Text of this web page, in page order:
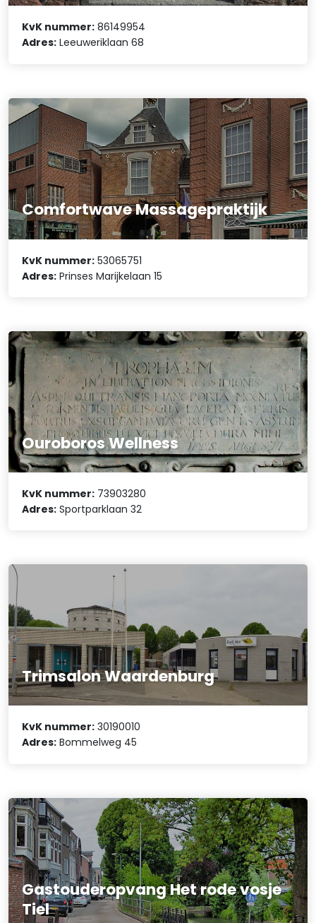
KvK nummer: 86149954
Adres: Leeuweriklaan 68
Comfortwave Massagepraktijk
KvK nummer: 53065751
Adres: Prinses Marijkelaan 15
Ouroboros Wellness
KvK nummer: 73903280
Adres: Sportparklaan 32
Trimsalon Waardenburg
KvK nummer: 30190010
Adres: Bommelweg 45
Gastouderopvang Het rode vosje
Tiel